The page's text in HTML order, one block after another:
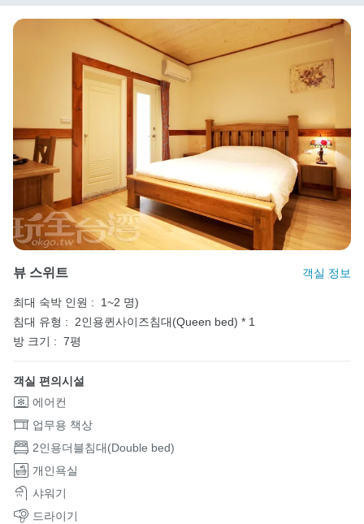
뷰 스위트 객실 정보
최대 숙박 인원 :
1~2 명)
침대 유형 :
2인용퀸사이즈침대(Queen bed) * 1
방 크기 : 7평
객실 편의시설
에어컨
업무용 책상
2인용더블침대(Double bed)
개인욕실
샤워기
드라이기